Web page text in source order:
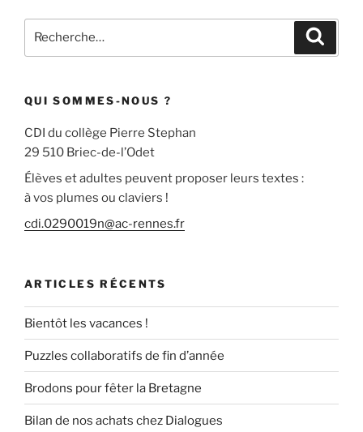
pour
QUI SOMMES-NOUS ?
CDI du collège Pierre Stephan
29 510 Briec-de-l’Odet
Élèves et adultes peuvent proposer leurs textes :
à vos plumes ou claviers !
cdi.0290019n@ac-rennes.fr
ARTICLES RÉCENTS
Bientôt les vacances !
Puzzles collaboratifs de fin d’année
Brodons pour fêter la Bretagne
Bilan de nos achats chez Dialogues